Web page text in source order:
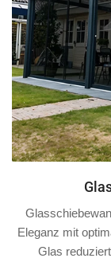
Eleganz mit
Glas